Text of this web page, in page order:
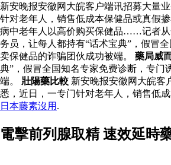
新安晚报安徽网大皖客户端讯招募大量
针对老年人，销售低成本保健品或真假
病中老年人以高价购买保健品……记者从
务员，让每人都持有“话术宝典”，假冒
卖保健品的诈骗团伙成功被端。 藥局威
典”，假冒全国知名专家免费诊断，专
端。 壯陽藥比較 新安晚报安徽网大皖客
悉，近日，一专门针对老年人，销售低
日本藤素沒用 .
電擊前列腺取精 速效延時